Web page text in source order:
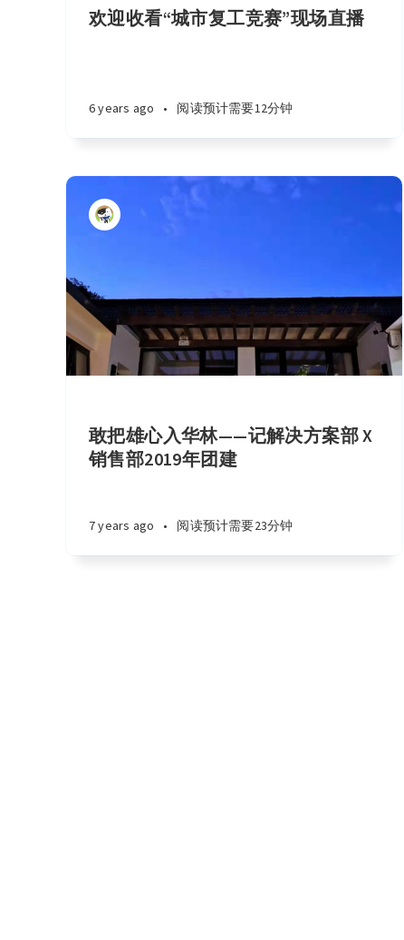
欢迎收看“城市复工竞赛”现场直播
6 years ago • 阅读预计需要12分钟
敢把雄心入华林——记解决方案部 X
销售部2019年团建
7 years ago • 阅读预计需要23分钟